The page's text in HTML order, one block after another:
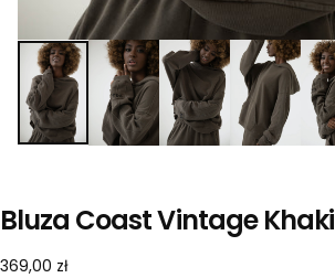
Bluza Coast Vintage Khaki
369,00
Cena
369,00 zł